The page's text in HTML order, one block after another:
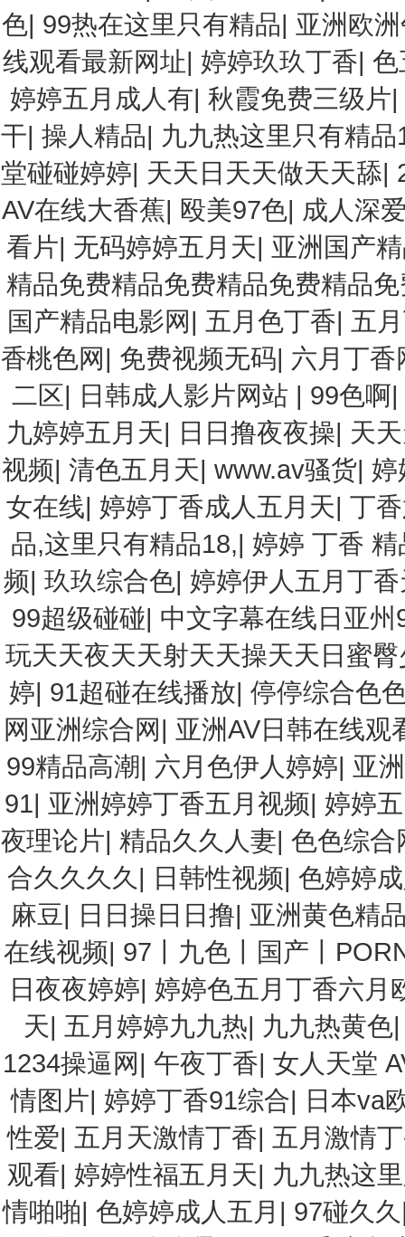
色| 99热在这里只有精品| 亚洲欧
线观看最新网址| 婷婷玖玖丁香| 色
婷婷五月成人有|秋霞免费三级片
干| 操人精品| 九九热这里只有精品
堂碰碰婷婷| 天天日天天做天天舔|
AV在线大香蕉| 殴美97色| 成人深
看片| 无码婷婷五月天| 亚洲国产
精品免费精品免费精品免费精品
国产精品电影网| 五月色丁香| 五
香桃色网| 免费视频无码| 六月丁香
二区| 日韩成人影片网站 | 99色啊
九婷婷五月天| 日日撸夜夜操| 天
视频| 清色五月天| www.av骚货| 婷
女在线| 婷婷丁香成人五月天| 丁
品,这里只有精品18,| 婷婷 丁香 精
频|玖玖综合色| 婷婷伊人五月丁
99超级碰碰| 中文字幕在线日亚州
玩天天夜天天射天天操天天日蜜
婷| 91超碰在线播放| 停停综合色
网亚洲综合网| 亚洲AV日韩在线观
99精品高潮| 六月色伊人婷婷| 亚
91| 亚洲婷婷丁香五月视频| 婷婷
夜理论片|精品久久人妻|色色综合
合久久久久 | 日韩性视频|色婷婷
麻豆| 日日操日日撸| 亚洲黄色精
在线视频| 97丨九色丨国产丨
日夜夜婷婷| 婷婷色五月丁香六月
天| 五月婷婷九九热| 九九热黄色
1234操逼网| 午夜丁香| 女人天堂
情图片| 婷婷丁香91综合| 日本va
性爱| 五月天激情丁香| 五月激情
观看| 婷婷性福五月天| 九九热这
情啪啪| 色婷婷成人五月 | 97碰久久